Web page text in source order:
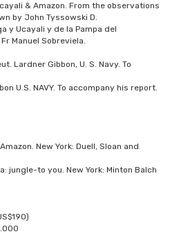
& Amazon. From the observations
by John Tyssowski D.
y Ucayali y de la Pampa del
Manuel Sobreviela.
Lardner Gibbon, U. S. Navy. To
U.S. NAVY. To accompany his report.
New York: Duell, Sloan and
jungle-to you. New York: Minton Balch